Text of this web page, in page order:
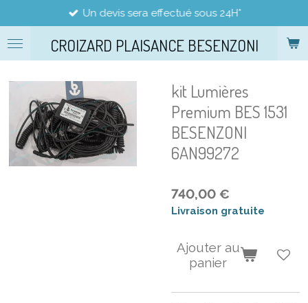
au
contenu
principal
CROIZARD PLAISANCE BESENZONI
Un devis sera effectué sous 24H*
kit Lumières
Premium BES 1531
BESENZONI
6AN99272
740,00 €
Livraison gratuite
Ajouter au
panier